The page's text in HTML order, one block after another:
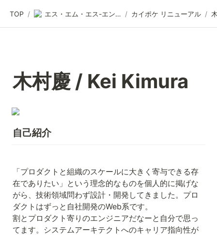
TOP / エス・エム・エス-エンジニア採用情報 / カイポケ リニューアル /
木村慶 / Kei Kimura
自己紹介
「プロダクトと組織のスケールに大きく寄与できる存
在でありたい」という理念的なものを個人的に掲げな
がら、技術領域問わず設計・開発してきました。プロ
ダクトはずっと自社開発のWeb系です。
割とプロダクト寄りのエンジニアだなーと自分で思っ
てます。システムアーキテクトへのキャリア指向性が